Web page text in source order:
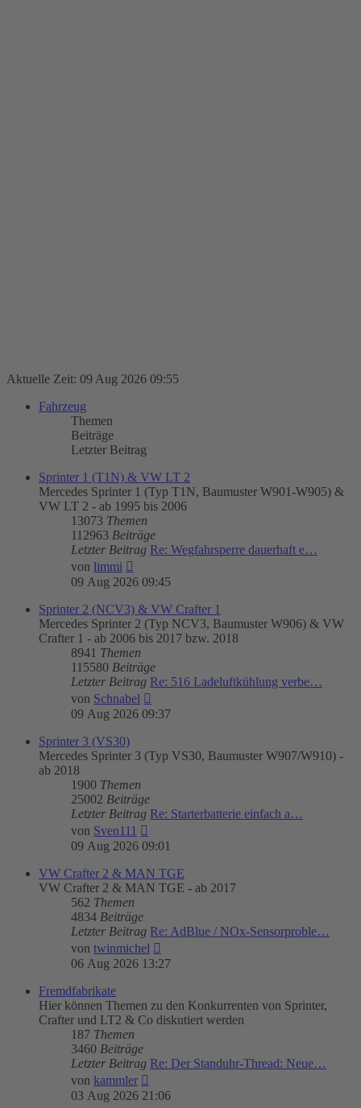
Aktuelle Zeit: 09 Aug 2026 09:55
Fahrzeug
Themen
Beiträge
Letzter Beitrag
Sprinter 1 (T1N) & VW LT 2
Mercedes Sprinter 1 (Typ T1N, Baumuster W901-W905) &
VW LT 2 - ab 1995 bis 2006
13073 Themen
112963 Beiträge
Letzter Beitrag Re: Wegfahrsperre dauerhaft e…
von limmi
Beitrag
09 Aug 2026 09:45
Sprinter 2 (NCV3) & VW Crafter 1
Mercedes Sprinter 2 (Typ NCV3, Baumuster W906) & VW
Crafter 1 - ab 2006 bis 2017 bzw. 2018
8941 Themen
115580 Beiträge
Letzter Beitrag Re: 516 Ladeluftkühlung verbe…
von Schnabel
Beitrag
09 Aug 2026 09:37
Sprinter 3 (VS30)
Mercedes Sprinter 3 (Typ VS30, Baumuster W907/W910) -
ab 2018
1900 Themen
25002 Beiträge
Letzter Beitrag Re: Starterbatterie einfach a…
von Sven111
Beitrag
09 Aug 2026 09:01
VW Crafter 2 & MAN TGE
VW Crafter 2 & MAN TGE - ab 2017
562 Themen
4834 Beiträge
Letzter Beitrag Re: AdBlue / NOx-Sensorproble…
von twinmichel
Beitrag
06 Aug 2026 13:27
Fremdfabrikate
Hier können Themen zu den Konkurrenten von Sprinter,
Crafter und LT2 & Co diskutiert werden
187 Themen
3460 Beiträge
Letzter Beitrag Re: Der Standuhr-Thread: Neue…
von kammler
Beitrag
03 Aug 2026 21:06